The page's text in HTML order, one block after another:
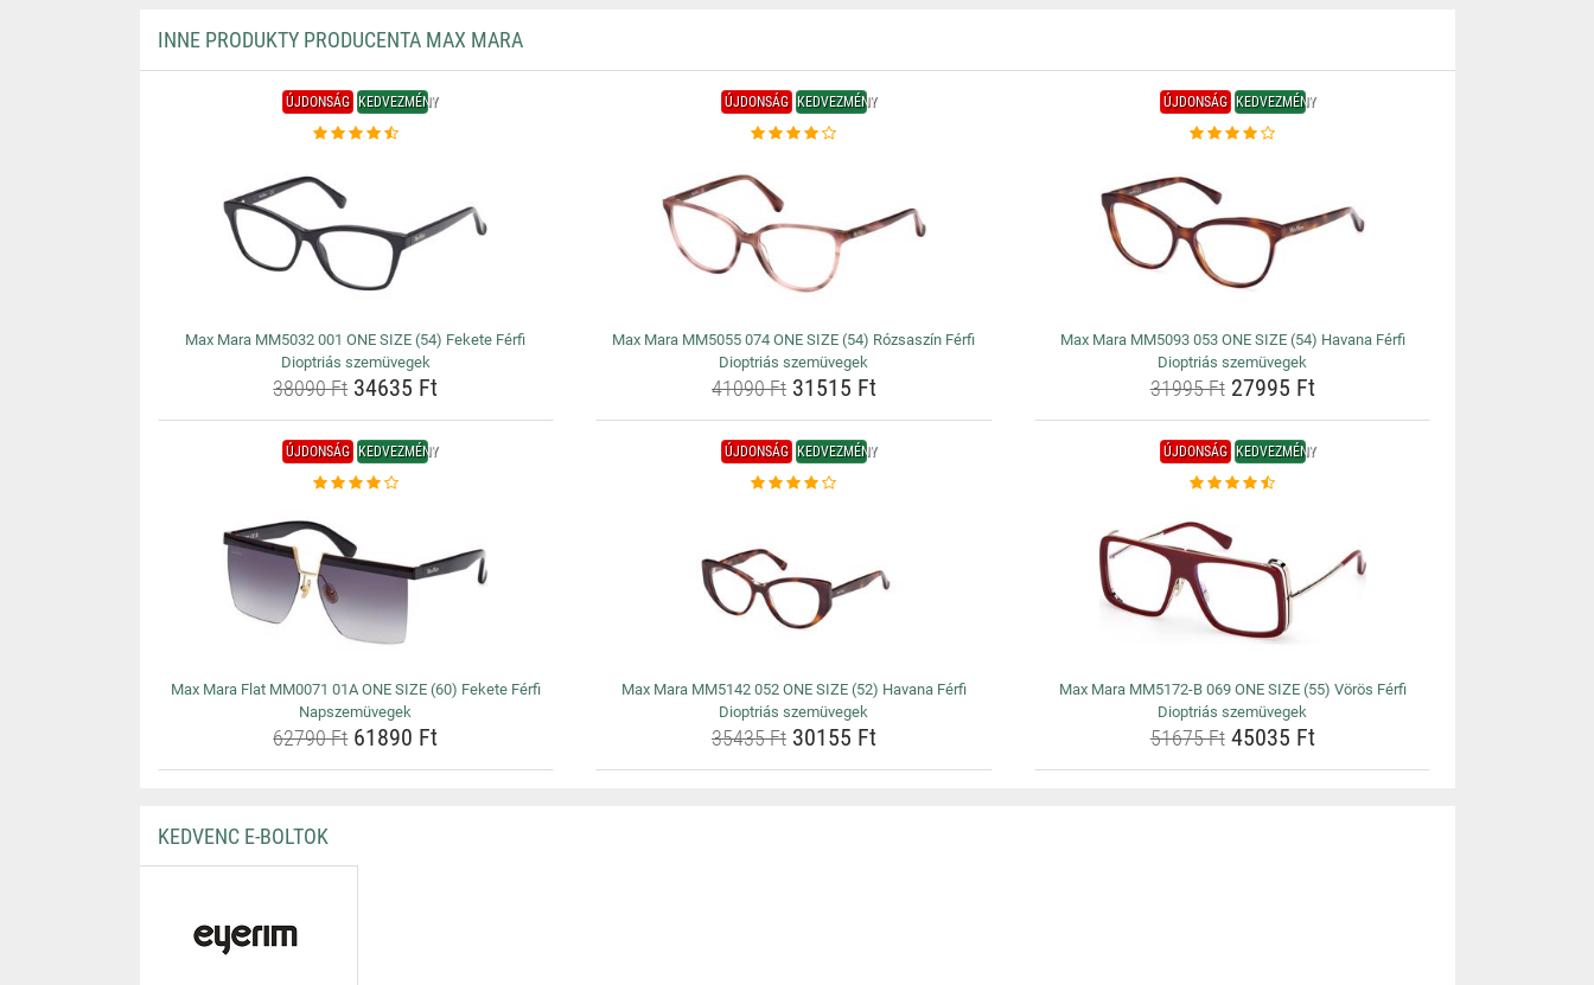
INNE PRODUKTY PRODUCENTA MAX MARA
ÚJDONSÁG KEDVEZMÉNY
Max Mara MM5032 001 ONE SIZE (54) Fekete Férfi
Dioptriás szemüvegek
38090 Ft34635 Ft
ÚJDONSÁG KEDVEZMÉNY
Max Mara MM5055 074 ONE SIZE (54) Rózsaszín Férfi
Dioptriás szemüvegek
41090 Ft31515 Ft
ÚJDONSÁG KEDVEZMÉNY
Max Mara MM5093 053 ONE SIZE (54) Havana Férfi
Dioptriás szemüvegek
31995 Ft27995 Ft
ÚJDONSÁG KEDVEZMÉNY
Max Mara Flat MM0071 01A ONE SIZE (60) Fekete Férfi
Napszemüvegek
62790 Ft61890 Ft
ÚJDONSÁG KEDVEZMÉNY
Max Mara MM5142 052 ONE SIZE (52) Havana Férfi
Dioptriás szemüvegek
35435 Ft30155 Ft
ÚJDONSÁG KEDVEZMÉNY
Max Mara MM5172-B 069 ONE SIZE (55) Vörös Férfi
Dioptriás szemüvegek
51675 Ft45035 Ft
KEDVENC E-BOLTOK